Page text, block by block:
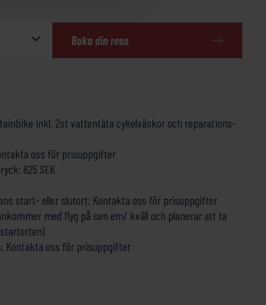
Boka din resa
inkl. 2st vattentäta cykelväskor och reparations-
oss för prisuppgifter
825 SEK
start- eller slutort: Kontakta oss för prisuppgifter
med flyg på sen em/ kväll och planerar att ta
Kontakta oss för prisuppgifter